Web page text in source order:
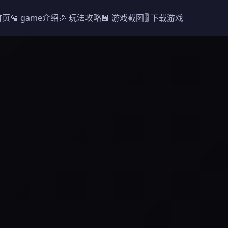
🛂 game介绍🎉 玩法攻略💾 游戏截图🎚️ 下载游戏